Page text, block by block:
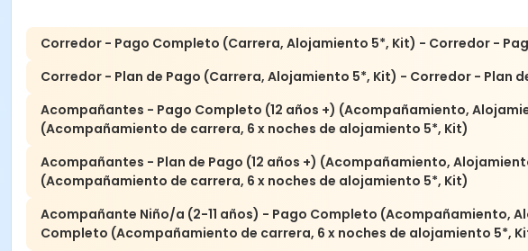
Corredor - Pago Completo (Carrera, Alojamiento 5*, Kit) - Corredor -
Corredor - Plan de Pago (Carrera, Alojamiento 5*, Kit) - Corredor - Plan
Acompañantes - Pago Completo (12 años +) (Acompañamiento,
(Acompañamiento de carrera, 6 x noches de alojamiento 5*, Kit)
Acompañantes - Plan de Pago (12 años +) (Acompañamiento,
(Acompañamiento de carrera, 6 x noches de alojamiento 5*, Kit)
Acompañante Niño/a (2-11 años) - Pago Completo (Acompañamiento,
Completo (Acompañamiento de carrera, 6 x noches de alojamiento 5*,